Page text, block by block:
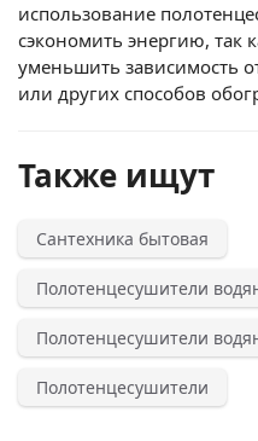
использование
сэкономить энергию, так
уменьшить зависимость
или других способов
Также ищут
Сантехника бытовая
Полотенцесушители
Полотенцесушители
Полотенцесушители